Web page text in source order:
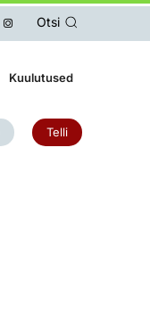
Otsi
Kuulutused
Telli